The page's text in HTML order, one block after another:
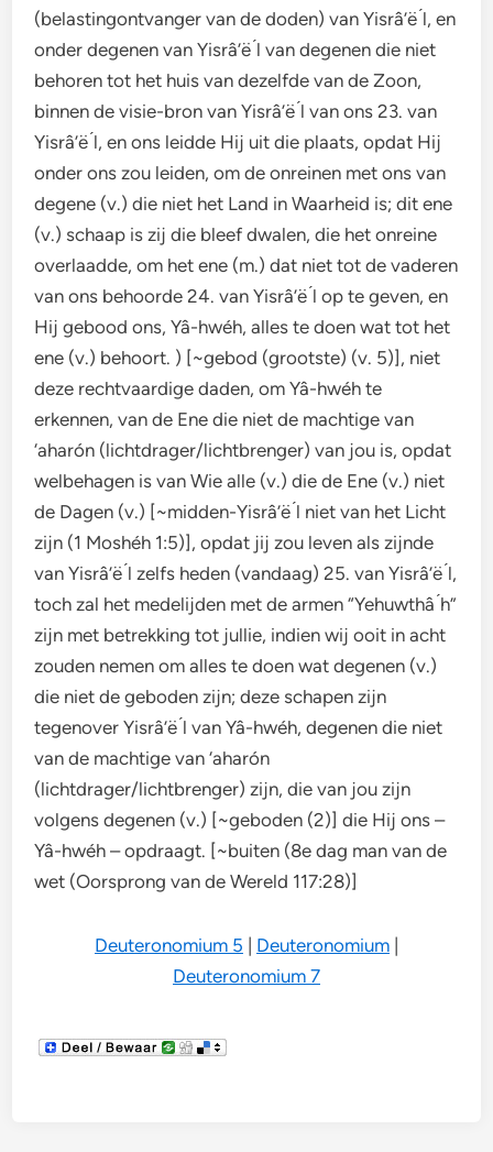
(belastingontvanger van de doden) van Yisrâ’ë ́l, en
onder degenen van Yisrâ’ë ́l van degenen die niet
behoren tot het huis van dezelfde van de Zoon,
binnen de visie-bron van Yisrâ’ë ́l van ons 23. van
Yisrâ’ë ́l, en ons leidde Hij uit die plaats, opdat Hij
onder ons zou leiden, om de onreinen met ons van
degene (v.) die niet het Land in Waarheid is; dit ene
(v.) schaap is zij die bleef dwalen, die het onreine
overlaadde, om het ene (m.) dat niet tot de vaderen
van ons behoorde 24. van Yisrâ’ë ́l op te geven, en
Hij gebood ons, Yâ-hwéh, alles te doen wat tot het
ene (v.) behoort. ) [~gebod (grootste) (v. 5)], niet
deze rechtvaardige daden, om Yâ-hwéh te
erkennen, van de Ene die niet de machtige van
‘aharón (lichtdrager/lichtbrenger) van jou is, opdat
welbehagen is van Wie alle (v.) die de Ene (v.) niet
de Dagen (v.) [~midden-Yisrâ’ë ́l niet van het Licht
zijn (1 Moshéh 1:5)], opdat jij zou leven als zijnde
van Yisrâ’ë ́l zelfs heden (vandaag) 25. van Yisrâ’ë ́l,
toch zal het medelijden met de armen “Yehuwthâ ́h”
zijn met betrekking tot jullie, indien wij ooit in acht
zouden nemen om alles te doen wat degenen (v.)
die niet de geboden zijn; deze schapen zijn
tegenover Yisrâ’ë ́l van Yâ-hwéh, degenen die niet
van de machtige van ‘aharón
(lichtdrager/lichtbrenger) zijn, die van jou zijn
volgens degenen (v.) [~geboden (2)] die Hij ons –
Yâ-hwéh – opdraagt. [~buiten (8e dag man van de
wet (Oorsprong van de Wereld 117:28)]
Deuteronomium 5 Deuteronomium
Deuteronomium 7